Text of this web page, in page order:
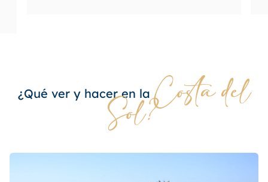
¿Qué ver y hacer en la Costa del
Sol?